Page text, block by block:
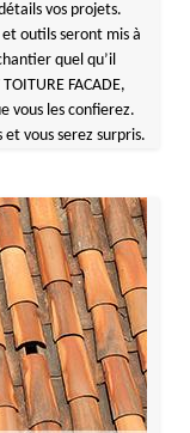
vos projets.
outils seront mis à
quel qu’il
FACADE,
vous les confierez.
et vous serez surpris.